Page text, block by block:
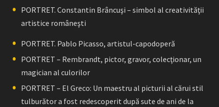
PORTRET. Constantin Brâncuşi – simbol al creativităţii
artistice româneşti
PORTRET. Pablo Picasso, artistul-capodoperă
PORTRET – Rembrandt, pictor, gravor, colecţionar, un
magician al culorilor
PORTRET – El Greco: Un maestru al picturii al cărui stil
tulburător a fost redescoperit după sute de ani de la